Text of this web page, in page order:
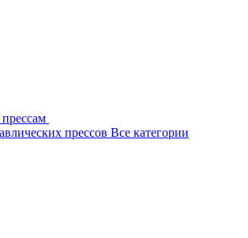
прессов Все категории